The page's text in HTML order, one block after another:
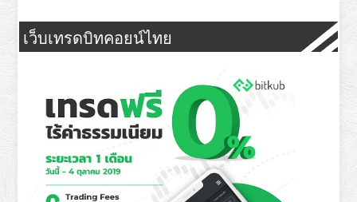
เว็บเทรดบิทคอยน์ไทย